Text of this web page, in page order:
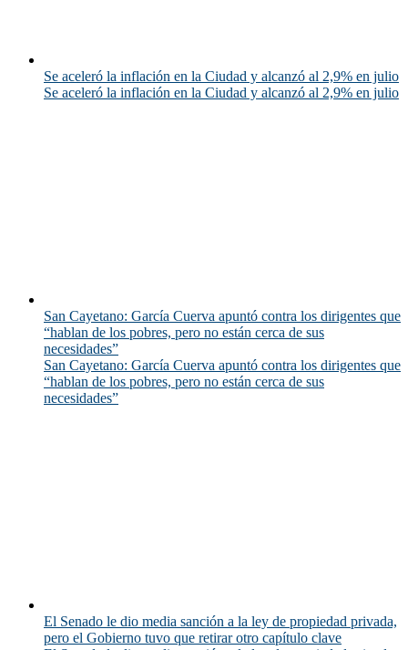
Se aceleró la inflación en la Ciudad y alcanzó al 2,9% en julio
Se aceleró la inflación en la Ciudad y alcanzó al 2,9% en julio
San Cayetano: García Cuerva apuntó contra los dirigentes que
“hablan de los pobres, pero no están cerca de sus
necesidades”
San Cayetano: García Cuerva apuntó contra los dirigentes que
“hablan de los pobres, pero no están cerca de sus
necesidades”
El Senado le dio media sanción a la ley de propiedad privada,
pero el Gobierno tuvo que retirar otro capítulo clave